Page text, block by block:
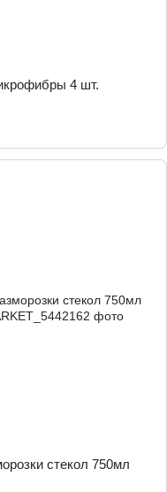
4 шт.
стекол 750мл